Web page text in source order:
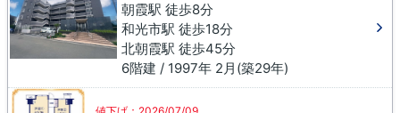
朝霞駅 徒歩8分
和光市駅 徒歩18分
北朝霞駅 徒歩45分
6階建 / 1997年 2月(築29年)